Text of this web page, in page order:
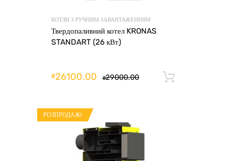
КОТЛИ З РУЧНИМ ЗАВАНТАЖЕННЯМ
Твердопаливний котел KRONAS
STANDART (26 кВт)
₴29000.00
₴26100.00
РОЗПРОДАЖ!